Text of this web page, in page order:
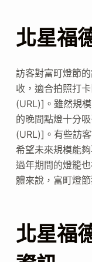
北星福
訪客對富町燈節
收，適合拍照打
(URL)]。雖然規
的晚間點燈十分
(URL)]。有些訪
希望未來規模能
過年期間的燈籠
體來說，富町燈
北星福